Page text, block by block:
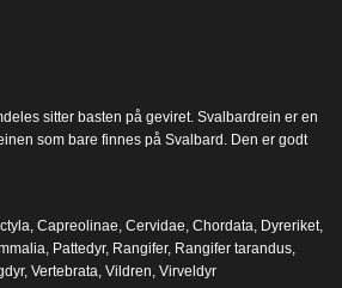
sitter basten på geviret. Svalbardrein er en
som bare finnes på Svalbard. Den er godt
Capreolinae Cervidae Chordata Dyreriket
Pattedyr, Rangifer, Rangifer tarandus
, Vertebrata Vildren Virveldyr